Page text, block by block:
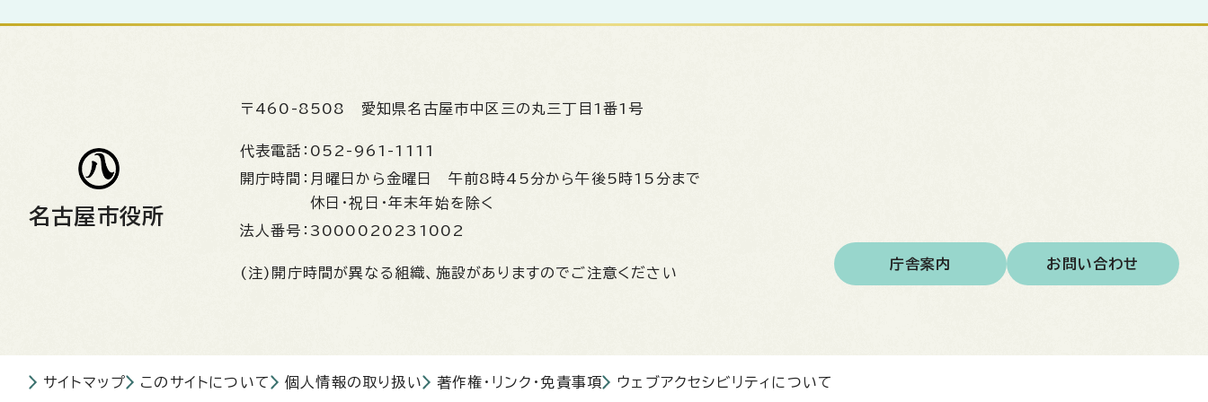
名古屋市役所
〒460-8508 愛知県名古屋市中区三の丸三丁目1番1号
代表電話： 052-961-1111
開庁時間： 月曜日から金曜日 午前8時45分から午後5時15分まで
休日・祝日・年末年始を除く
法人番号： 3000020231002
(注)開庁時間が異なる組織、施設がありますのでご注意ください
庁舎案内 お問い合わせ
サイトマップ このサイトについて 個人情報の取り扱い 著作権・リンク・免責事項 ウェブアクセシビリティについて